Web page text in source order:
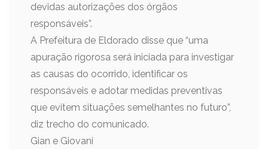
devidas autorizações dos órgãos
responsáveis”.
A Prefeitura de Eldorado disse que “uma
apuração rigorosa será iniciada para investigar
as causas do ocorrido, identificar os
responsáveis e adotar medidas preventivas
que evitem situações semelhantes no futuro”,
diz trecho do comunicado.
Gian e Giovani